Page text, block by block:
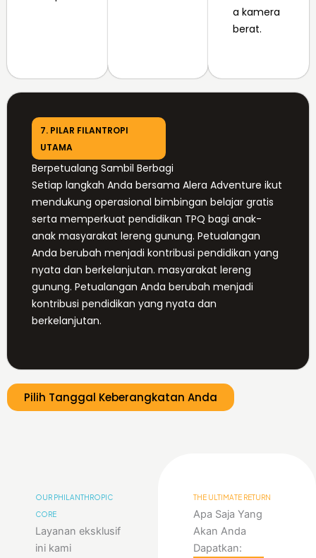
a kamera
berat.
7. PILAR FILANTROPI
UTAMA
Berpetualang Sambil Berbagi
Setiap langkah Anda bersama Alera Adventure ikut
mendukung operasional bimbingan belajar gratis
serta memperkuat pendidikan TPQ bagi anak-
anak masyarakat lereng gunung. Petualangan
Anda berubah menjadi kontribusi pendidikan yang
nyata dan berkelanjutan. masyarakat lereng
gunung. Petualangan Anda berubah menjadi
kontribusi pendidikan yang nyata dan
berkelanjutan.
Pilih Tanggal Keberangkatan Anda
OUR PHILANTHROPIC
CORE
Layanan eksklusif
ini kami
THE ULTIMATE RETURN
Apa Saja Yang
Akan Anda
Dapatkan: